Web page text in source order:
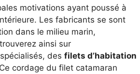
motivations ayant poussé à
Les fabricants se sont
dans le milieu marin,
ainsi sur
des filets d’habitation
cordage du filet catamaran